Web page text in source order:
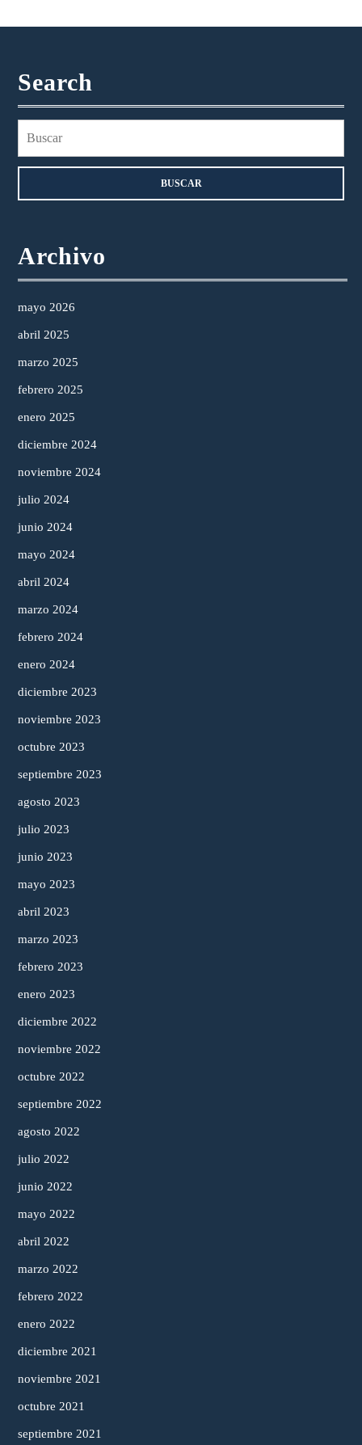
Search
Archivo
mayo 2026
abril 2025
marzo 2025
febrero 2025
enero 2025
diciembre 2024
noviembre 2024
julio 2024
junio 2024
mayo 2024
abril 2024
marzo 2024
febrero 2024
enero 2024
diciembre 2023
noviembre 2023
octubre 2023
septiembre 2023
agosto 2023
julio 2023
junio 2023
mayo 2023
abril 2023
marzo 2023
febrero 2023
enero 2023
diciembre 2022
noviembre 2022
octubre 2022
septiembre 2022
agosto 2022
julio 2022
junio 2022
mayo 2022
abril 2022
marzo 2022
febrero 2022
enero 2022
diciembre 2021
noviembre 2021
octubre 2021
septiembre 2021